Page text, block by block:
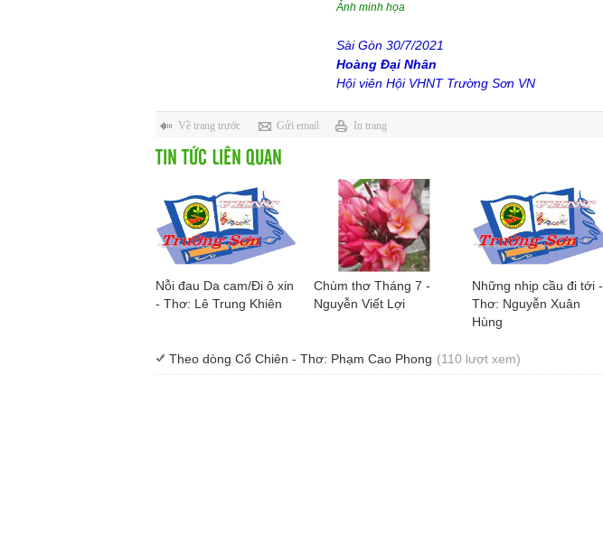
Ảnh minh họa
Sài Gòn 30/7/2021
Hoàng Đại Nhân
Hội viên Hội VHNT Trường Sơn VN
Về trang trước Gửi email In trang
TIN TỨC LIÊN QUAN
Nỗi đau Da cam/Đi ô xin
- Thơ: Lê Trung Khiên
Chùm thơ Tháng 7 -
Nguyễn Viết Lợi
Những nhịp cầu đi tới -
Thơ: Nguyễn Xuân
Hùng
Theo dòng Cổ Chiên - Thơ: Phạm Cao Phong (110 lượt xem)